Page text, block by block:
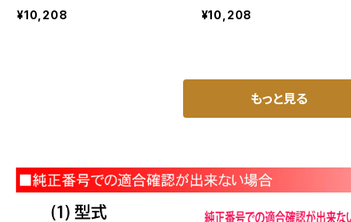
タ.パッドセット PA512 （ＣＡ
Ｃ）/専用グリス付車体番号必
¥10,208
タ.パッドセット PA512 （ＣＡ
Ｃ）/専用グリス付車体番号必
¥10,208
もっと見る